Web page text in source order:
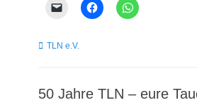
Kategorien
TLN e.V.
50 Jahre TLN – eure